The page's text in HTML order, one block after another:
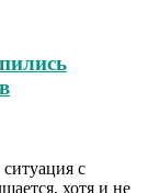
с
хотя и не